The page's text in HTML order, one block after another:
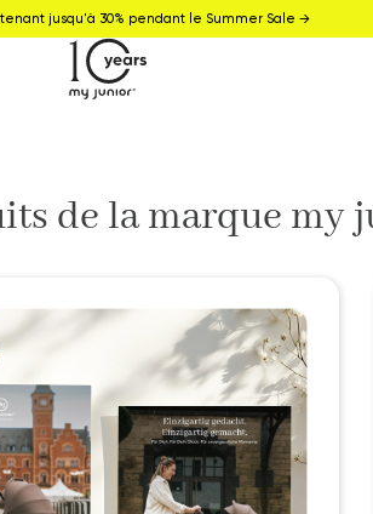
jusqu'à 30% pendant le Summer Sale →
de la marque my